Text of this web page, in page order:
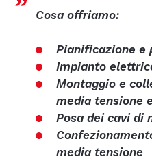
IT
Cosa offriamo:
Pianificazione e
Impianto
Montaggio e
media tensione
Posa dei cavi di
media tensione